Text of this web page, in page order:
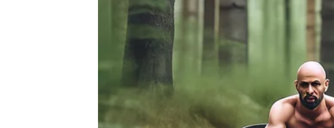
Conheça o canal do Nosso Palestra no Youtube! Clique
NPCast!
Conheça e comente no
VEJA NO NOSSO PALESTRA
Confira golaço de Endrick que abriu o placar do Dérbi para o Palmeiras